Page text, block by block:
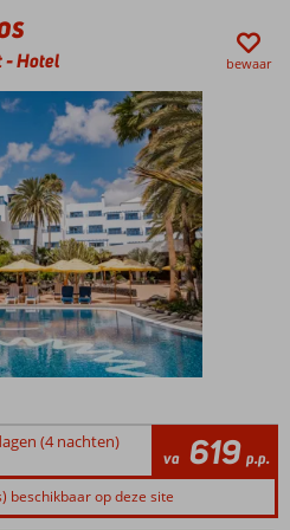
-Hotel bewaar
(4 nachten)
va 619 p.p.
beschikbaar op deze site